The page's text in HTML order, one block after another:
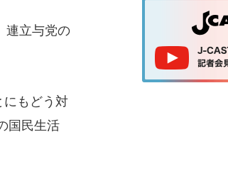
連立与党の
もどう対
国民生活